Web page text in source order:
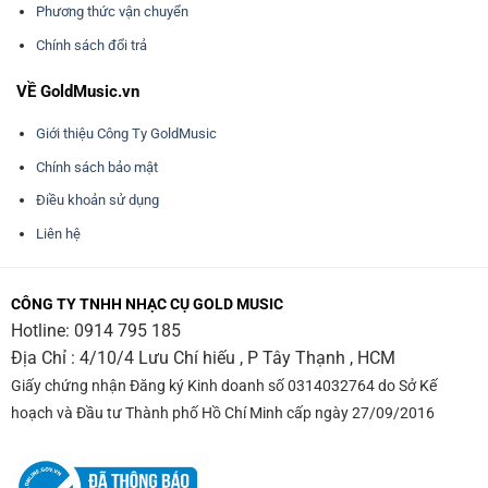
Phương thức vận chuyển
Chính sách đổi trả
VỀ GoldMusic.vn
Giới thiệu Công Ty GoldMusic
Chính sách bảo mật
Điều khoản sử dụng
Liên hệ
CÔNG TY TNHH NHẠC CỤ GOLD MUSIC
Hotline: 0914 795 185
Địa Chỉ : 4/10/4 Lưu Chí hiếu , P Tây Thạnh , HCM
Giấy chứng nhận Đăng ký Kinh doanh số 0314032764 do Sở Kế
hoạch và Đầu tư Thành phố Hồ Chí Minh cấp ngày 27/09/2016